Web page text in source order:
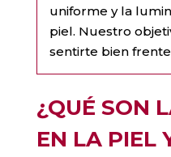
uniforme y la
piel. Nuestro
sentirte bien
¿QUÉ SON
EN LA PIEL